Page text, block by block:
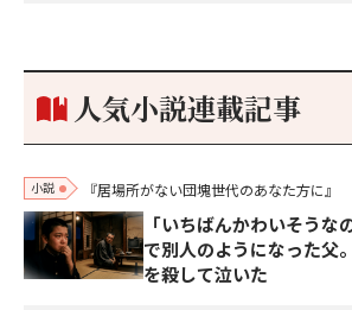
り。どうして勝てたのか、未だにわかりま
人気小説連載記事
小説 『居場所がない団塊世代のあなた方に』
「いちばんかわいそうな
で別人のようになった父
を殺して泣いた